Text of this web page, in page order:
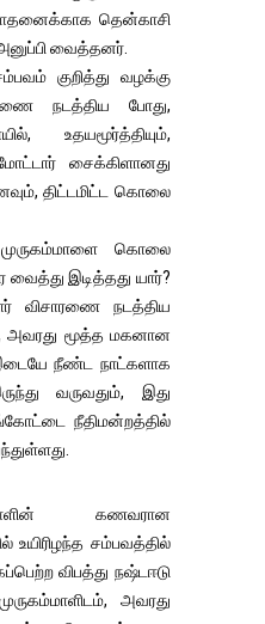
தென்காசி
வைத்தனர்.
குறித்து வழக்கு
நடத்திய போது,
உதயமூர்த்தியும்,
சைக்கிளானது
திட்டமிட்ட கொலை
கொலை
இடித்தது யார்?
விசாரணை நடத்திய
அவரது மூத்த மகனான
நீண்ட நாட்களாக
வருவதும், இது
நீதிமன்றத்தில்
கணவரான
உயிரிழந்த சம்பவத்தில்
விபத்து நஷ்டஈடு
அவரது